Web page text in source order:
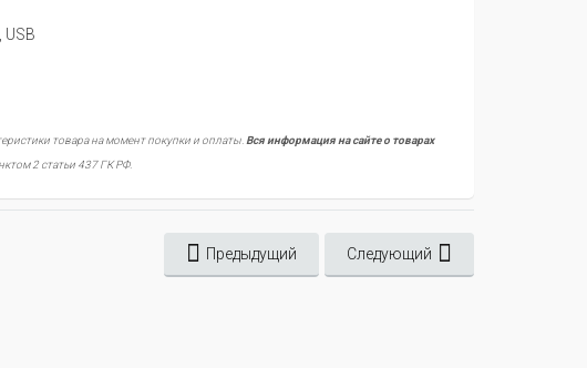
товара на момент покупки и оплаты. Вся информация на сайте о товарах
2 статьи 437 ГК РФ.
Предыдущий Следующий